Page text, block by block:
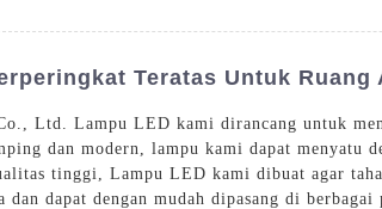
Teratas Untuk Ruang
Ltd. Lampu LED kami dirancang untuk
dan modern, lampu kami dapat menyatu
tinggi, Lampu LED kami dibuat agar
dapat dengan mudah dipasang di berbagai